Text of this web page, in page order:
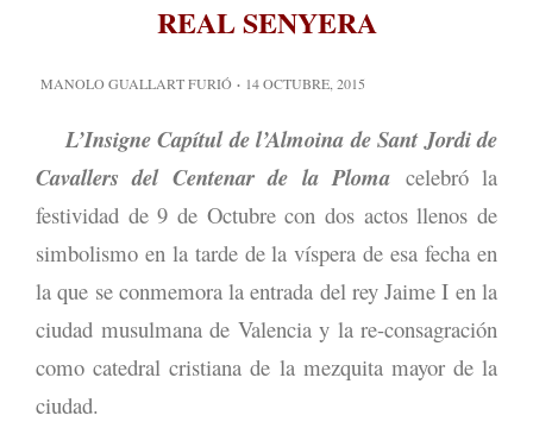
REAL SENYERA
MANOLO GUALLART FURIÓ · 14 OCTUBRE, 2015
L’Insigne Capítul de l’Almoina de Sant Jordi de
Cavallers del Centenar de la Ploma celebró la
festividad de 9 de Octubre con dos actos llenos de
simbolismo en la tarde de la víspera de esa fecha en
la que se conmemora la entrada del rey Jaime I en la
ciudad musulmana de Valencia y la re-consagración
como catedral cristiana de la mezquita mayor de la
ciudad.